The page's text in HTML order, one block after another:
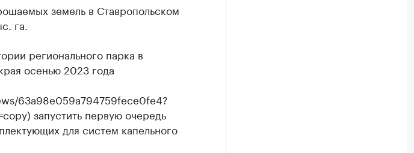
земель в Ставропольском
га.
регионального парка в
осенью 2023 года
63a98e059a794759fece0fe4?
запустить первую очередь
для систем капельного